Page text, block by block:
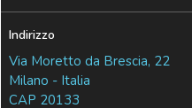
Indirizzo
Via Moretto da Brescia, 22
Milano - Italia
CAP 20133